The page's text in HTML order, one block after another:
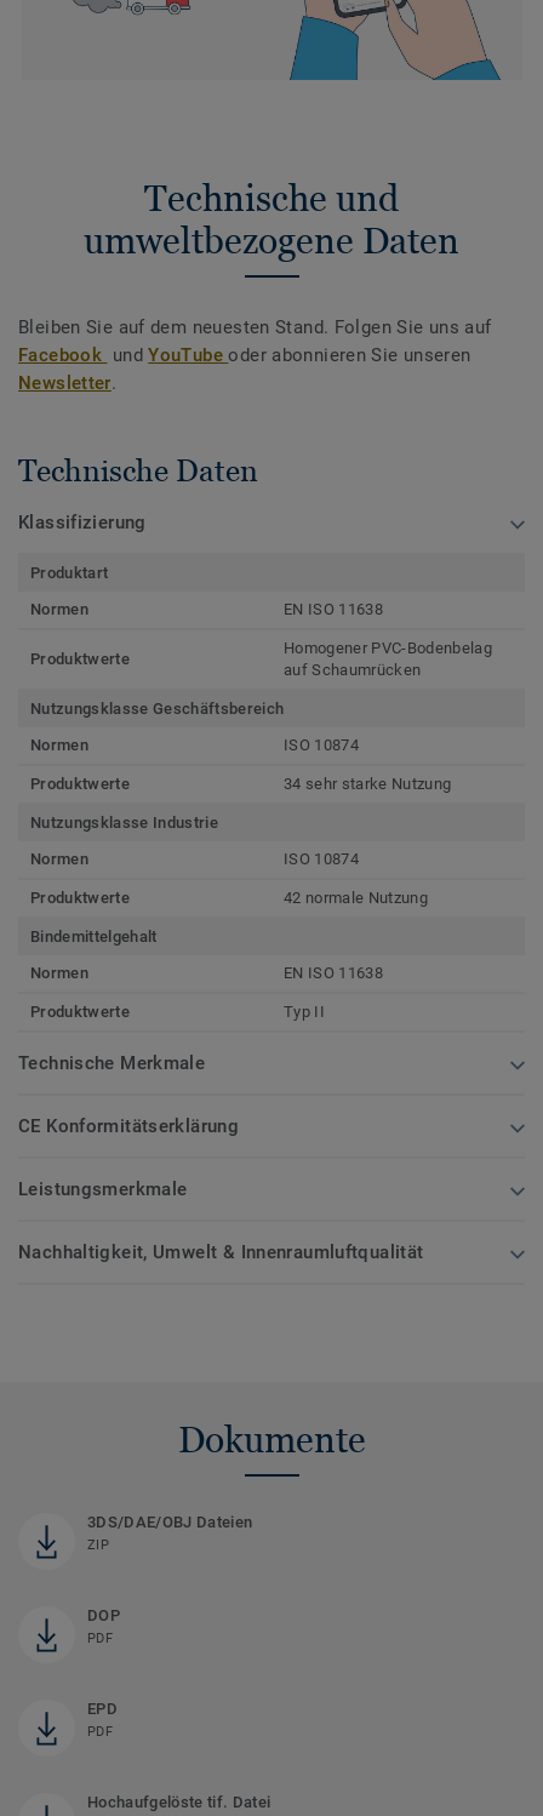
Technische und
umweltbezogene Daten
Bleiben Sie auf dem neuesten Stand. Folgen Sie uns auf
Facebook undYouTubeoder abonnieren Sie unseren
Newsletter.
Technische Daten
Klassifizierung
Produktart
Normen
EN ISO 11638
Produktwerte
Homogener PVC-Bodenbelag
auf Schaumrücken
Nutzungsklasse Geschäftsbereich
Normen
ISO 10874
Produktwerte 34 sehr starke Nutzung
Nutzungsklasse Industrie
Normen
ISO 10874
Produktwerte 42 normale Nutzung
Bindemittelgehalt
Normen
EN ISO 11638
Produktwerte Typ II
Technische Merkmale
CE Konformitätserklärung
Leistungsmerkmale
Nachhaltigkeit, Umwelt & Innenraumluftqualität
Dokumente
3DS/DAE/OBJ Dateien
ZIP
DOP
PDF
EPD
PDF
Hochaufgelöste tif. Datei